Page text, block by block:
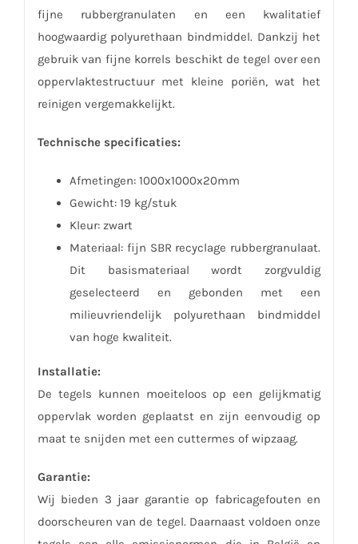
fijne rubbergranulaten en een kwalitatief
hoogwaardig polyurethaan bindmiddel. Dankzij het
gebruik van fijne korrels beschikt de tegel over een
oppervlaktestructuur met kleine poriën, wat het
reinigen vergemakkelijkt.
Technische specificaties:
Afmetingen: 1000x1000x20mm
Gewicht: 19 kg/stuk
Kleur: zwart
Materiaal: fijn SBR recyclage rubbergranulaat.
Dit basismateriaal wordt zorgvuldig
geselecteerd en gebonden met een
milieuvriendelijk polyurethaan bindmiddel
van hoge kwaliteit.
Installatie:
De tegels kunnen moeiteloos op een gelijkmatig
oppervlak worden geplaatst en zijn eenvoudig op
maat te snijden met een cuttermes of wipzaag.
Garantie:
Wij bieden 3 jaar garantie op fabricagefouten en
doorscheuren van de tegel. Daarnaast voldoen onze